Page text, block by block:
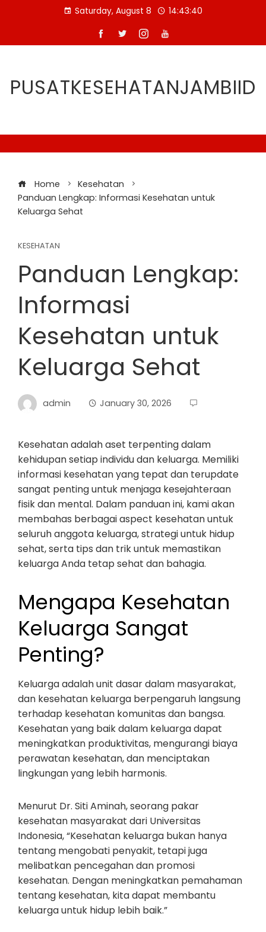
Saturday, August 8 14:43:41
PUSATKESEHATANJAMBIID
Home
Kesehatan
Panduan Lengkap: Informasi Kesehatan untuk
Keluarga Sehat
KESEHATAN
Panduan Lengkap:
Informasi
Kesehatan untuk
Keluarga Sehat
admin January 30, 2026
Kesehatan adalah aset terpenting dalam
kehidupan setiap individu dan keluarga. Memiliki
informasi kesehatan yang tepat dan terupdate
sangat penting untuk menjaga kesejahteraan
fisik dan mental. Dalam panduan ini, kami akan
membahas berbagai aspect kesehatan untuk
seluruh anggota keluarga, strategi untuk hidup
sehat, serta tips dan trik untuk memastikan
keluarga Anda tetap sehat dan bahagia.
Mengapa Kesehatan
Keluarga Sangat
Penting?
Keluarga adalah unit dasar dalam masyarakat,
dan kesehatan keluarga berpengaruh langsung
terhadap kesehatan komunitas dan bangsa.
Kesehatan yang baik dalam keluarga dapat
meningkatkan produktivitas, mengurangi biaya
perawatan kesehatan, dan menciptakan
lingkungan yang lebih harmonis.
Menurut Dr. Siti Aminah, seorang pakar
kesehatan masyarakat dari Universitas
Indonesia, “Kesehatan keluarga bukan hanya
tentang mengobati penyakit, tetapi juga
melibatkan pencegahan dan promosi
kesehatan. Dengan meningkatkan pemahaman
tentang kesehatan, kita dapat membantu
keluarga untuk hidup lebih baik.”